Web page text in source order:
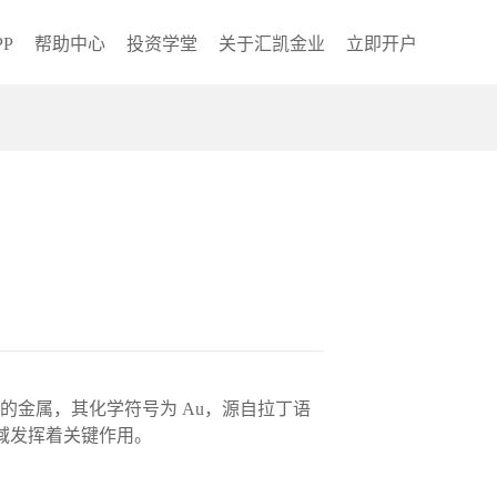
帮助中心 投资学堂 关于汇凯金业 立即开户
金属，其化学符号为 Au，源自拉丁语
挥着关键作用。